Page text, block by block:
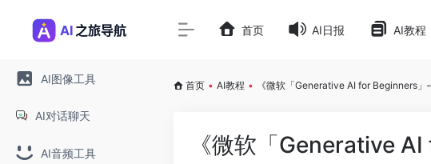
AI图像工具
AI对话聊天
AI音频工具
首页 AI日报 AI教程
首页 • AI教程 • 《微软「Generative AI for Beginners
《微软「Generative